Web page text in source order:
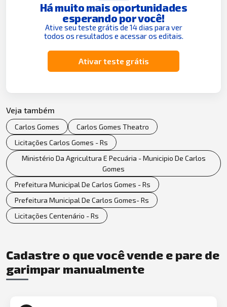
Há muito mais oportunidades
esperando por você!
Ative seu teste grátis de 14 dias para ver
todos os resultados e acessar os editais.
Ativar teste grátis
Veja também
Carlos Gomes
Carlos Gomes Theatro
Licitações Carlos Gomes - Rs
Ministério Da Agricultura E Pecuária - Municipio De Carlos
Gomes
Prefeitura Municipal De Carlos Gomes - Rs
Prefeitura Municipal De Carlos Gomes- Rs
Licitações Centenário - Rs
Cadastre o que você vende e pare de
garimpar manualmente